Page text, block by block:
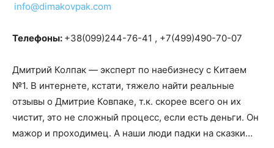
info@dimakovpak.com
Телефоны: +38(099)244-76-41 , +7(499)490-70-07
Дмитрий Колпак — эксперт по наебизнесу с Китаем
№1. В интернете, кстати, тяжело найти реальные
отзывы о Дмитрие Ковпаке, т.к. скорее всего он их
чистит, это не сложный процесс, если есть деньги. Он
мажор и проходимец. А наши люди падки на сказки…